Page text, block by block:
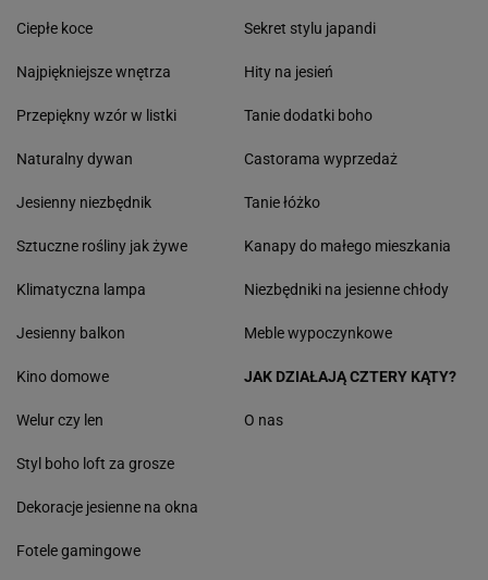
Ciepłe koce
Najpiękniejsze wnętrza
Przepiękny wzór w listki
Naturalny dywan
Jesienny niezbędnik
Sztuczne rośliny jak żywe
Klimatyczna lampa
Jesienny balkon
Sekret stylu japandi
Hity na jesień
Tanie dodatki boho
Castorama wyprzedaż
Tanie łóżko
Kanapy do małego mieszkania
Niezbędniki na jesienne chłody
Meble wypoczynkowe
Kino domowe
Welur czy len
Styl boho loft za grosze
Dekoracje jesienne na okna
Fotele gamingowe
JAK DZIAŁAJĄ CZTERY KĄTY?
O nas